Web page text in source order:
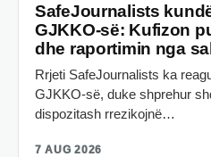
SafeJournalists
GJKKO-së: Kufizon
dhe raportimin nga
Rrjeti SafeJournalists ka
GJKKO-së, duke shprehur
dispozitash rrezikojnë…
7 AUG 2026